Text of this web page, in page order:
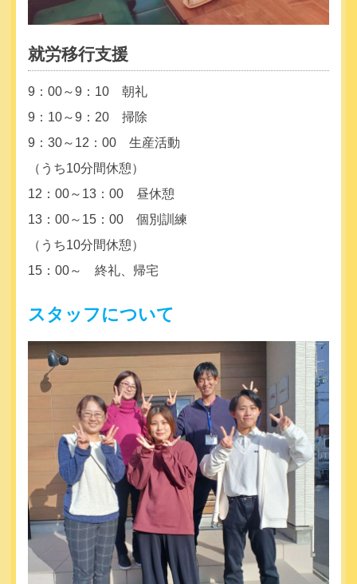
就労移行支援
9：00～9：10 朝礼
9：10～9：20 掃除
9：30～12：00 生産活動
（うち10分間休憩）
12：00～13：00 昼休憩
13：00～15：00 個別訓練
（うち10分間休憩）
15：00～ 終礼、帰宅
スタッフについて